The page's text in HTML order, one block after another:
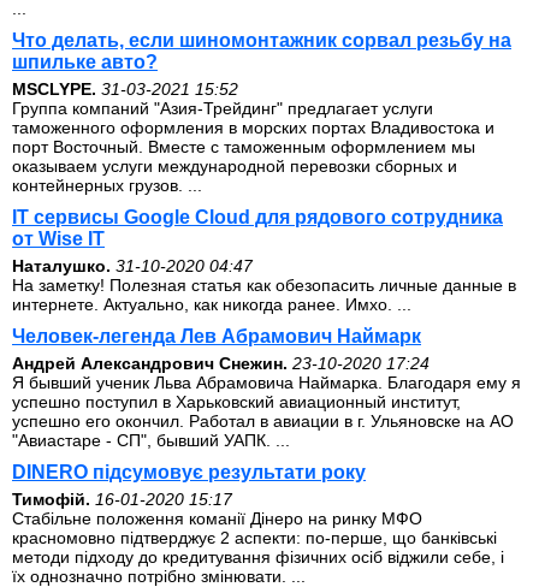
Что делать, если шиномонтажник сорвал резьбу на
шпильке авто?
MSCLYPE. 31-03-2021 15:52
Группа компаний "Азия-Трейдинг" предлагает услуги
таможенного оформления в морских портах Владивостока и
порт Восточный. Вместе с таможенным оформлением мы
оказываем услуги международной перевозки сборных и
контейнерных грузов. ...
IT сервисы Google Cloud для рядового сотрудника
от Wise IT
Наталушко. 31-10-2020 04:47
На заметку! Полезная статья как обезопасить личные данные в
интернете. Актуально, как никогда ранее. Имхо. ...
Человек-легенда Лев Абрамович Наймарк
Андрей Александрович Снежин. 23-10-2020 17:24
Я бывший ученик Льва Абрамовича Наймарка. Благодаря ему я
успешно поступил в Харьковский авиационный институт,
успешно его окончил. Работал в авиации в г. Ульяновске на АО
"Авиастаре - СП", бывший УАПК. ...
DINERO підсумовує результати року
Тимофій. 16-01-2020 15:17
Стабільне положення команії Дінеро на ринку МФО
красномовно підтверджує 2 аспекти: по-перше, що банківські
методи підходу до кредитування фізичних осіб віджили себе, і
їх однозначно потрібно змінювати. ...